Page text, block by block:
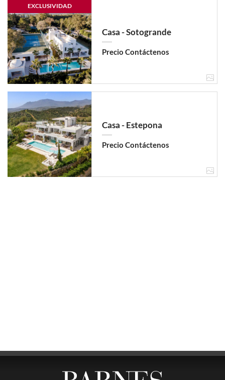
EXCLUSIVIDAD
Casa - Sotogrande
Precio Contáctenos
Casa - Estepona
Precio Contáctenos